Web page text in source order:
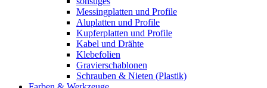
Messingplatten und Profile
Aluplatten und Profile
Kupferplatten und Profile
Kabel und Drähte
Klebefolien
Gravierschablonen
Schrauben & Nieten (Plastik)